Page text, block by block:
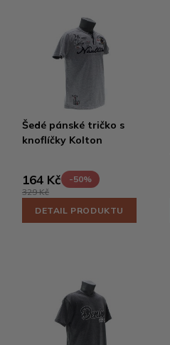
Šedé pánské tričko s
knoflíčky Kolton
164 Kč
-50%
329 Kč
DETAIL PRODUKTU